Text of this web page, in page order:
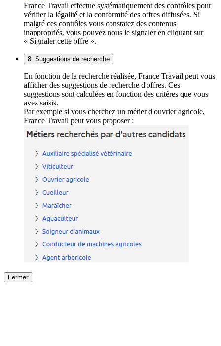
France Travail effectue systématiquement des contrôles pour
vérifier la légalité et la conformité des offres diffusées. Si
malgré ces contrôles vous constatez des contenus
inappropriés, vous pouvez nous le signaler en cliquant sur
« Signaler cette offre ».
8. Suggestions de recherche
En fonction de la recherche réalisée, France Travail peut vous
afficher des suggestions de recherche d'offres. Ces
suggestions sont calculées en fonction des critères que vous
avez saisis.
Par exemple si vous cherchez un métier d'ouvrier agricole,
France Travail peut vous proposer :
Fermer